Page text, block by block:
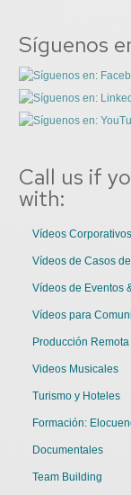
Síguenos
Call us if
with:
Vídeos Corporativos
Vídeos de Casos
Vídeos de Eventos
Vídeos para
Producción
Videos Musicales
Turismo y Hoteles
Formación:
Documentales
Team Building